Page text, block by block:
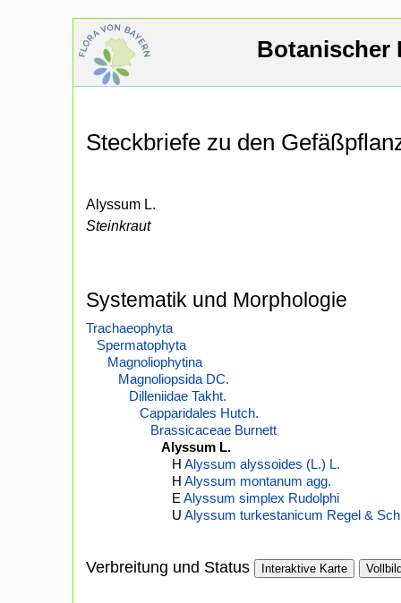
Botanischer
Steckbriefe zu den
Alyssum L.
Steinkraut
Systematik und Morphologie
Trachaeophyta
Spermatophyta
Magnoliophytina
Magnoliopsida DC.
Dilleniidae Takht.
Capparidales Hutch.
Brassicaceae Burnett
Alyssum L.
H Alyssum alyssoides (L.) L.
H Alyssum montanum agg.
E Alyssum simplex Rudolphi
U Alyssum turkestanicum Regel &
Verbreitung und Status Interaktive Karte